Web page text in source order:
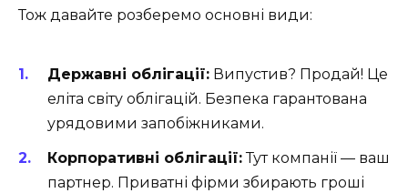
Тож давайте розберемо основні види:
Державні облігації: Випустив? Продай! Це
еліта світу облігацій. Безпека гарантована
урядовими запобіжниками.
Корпоративні облігації:Тут компанії — ваш
партнер. Приватні фірми збирають гроші